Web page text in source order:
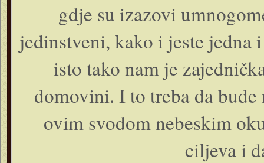
gdje su izazovi
jedinstveni, kako i jeste jedna
isto tako nam je
domovini. I to treba da
ovim svodom nebeskim
ciljeva i